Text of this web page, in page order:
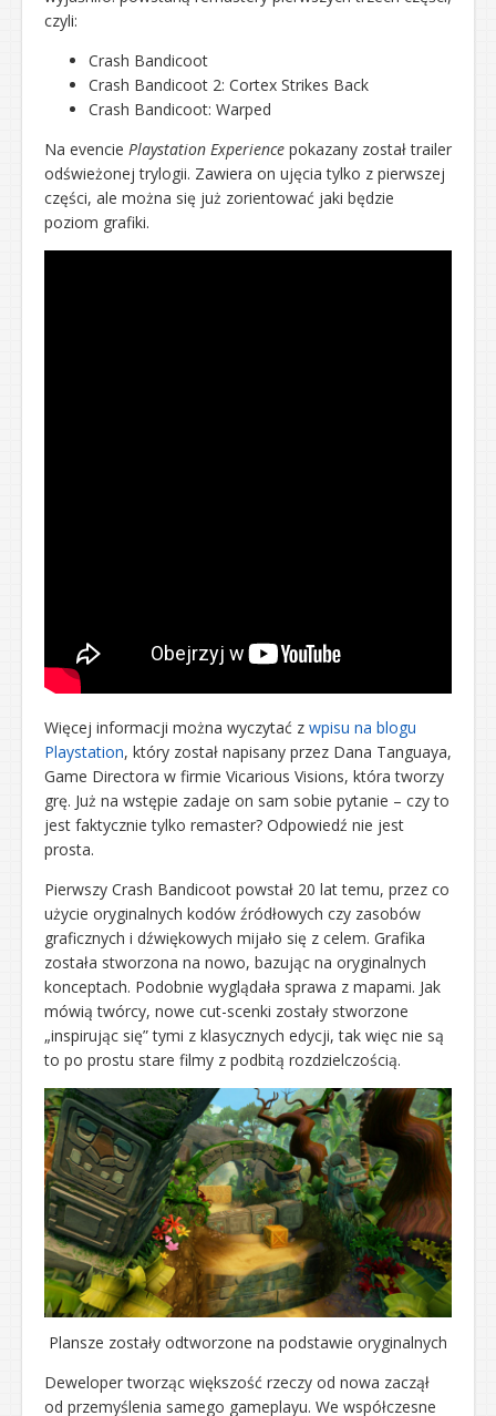
czyli:
Crash Bandicoot
Crash Bandicoot 2: Cortex Strikes Back
Crash Bandicoot: Warped
Na evencie Playstation Experience pokazany został trailer
odświeżonej trylogii. Zawiera on ujęcia tylko z pierwszej
części, ale można się już zorientować jaki będzie
poziom grafiki.
Więcej informacji można wyczytać z wpisu na blogu
Playstation, który został napisany przez Dana Tanguaya,
Game Directora w firmie Vicarious Visions, która tworzy
grę. Już na wstępie zadaje on sam sobie pytanie – czy to
jest faktycznie tylko remaster? Odpowiedź nie jest
prosta.
Pierwszy Crash Bandicoot powstał 20 lat temu, przez co
użycie oryginalnych kodów źródłowych czy zasobów
graficznych i dźwiękowych mijało się z celem. Grafika
została stworzona na nowo, bazując na oryginalnych
konceptach. Podobnie wyglądała sprawa z mapami. Jak
mówią twórcy, nowe cut-scenki zostały stworzone
„inspirując się” tymi z klasycznych edycji, tak więc nie są
to po prostu stare filmy z podbitą rozdzielczością.
Plansze zostały odtworzone na podstawie oryginalnych
Deweloper tworząc większość rzeczy od nowa zaczął
od przemyślenia samego gameplayu. We współczesne